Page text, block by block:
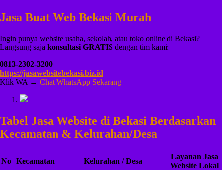
Jasa Buat Web Bekasi Murah
Ingin punya website usaha, sekolah, atau toko online di Bekasi?
Langsung saja konsultasi GRATIS dengan tim kami:
0813-2302-3200
https://jasawebsitebekasi.biz.id
Klik WA → Chat WhatsApp Sekarang
Tabel Jasa Website di Bekasi Berdasarkan
Kecamatan & Kelurahan/Desa
No Kecamatan Kelurahan / Desa
Layanan Jasa
Website Lokal